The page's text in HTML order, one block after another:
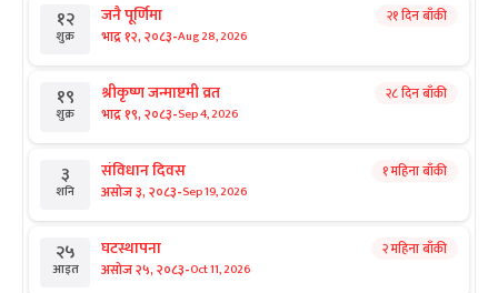
१२
शुक्र
जनै पूर्णिमा
भाद्र १२, २०८३-Aug 28, 2026
२१ दिन बाँकी
१९
शुक्र
श्रीकृष्ण जन्माष्टमी व्रत
भाद्र १९, २०८३-Sep 4, 2026
२८ दिन बाँकी
३
शनि
संविधान दिवस
असोज ३, २०८३-Sep 19, 2026
१ महिना बाँकी
२५
आइत
घटस्थापना
असोज २५, २०८३-Oct 11, 2026
२ महिना बाँकी